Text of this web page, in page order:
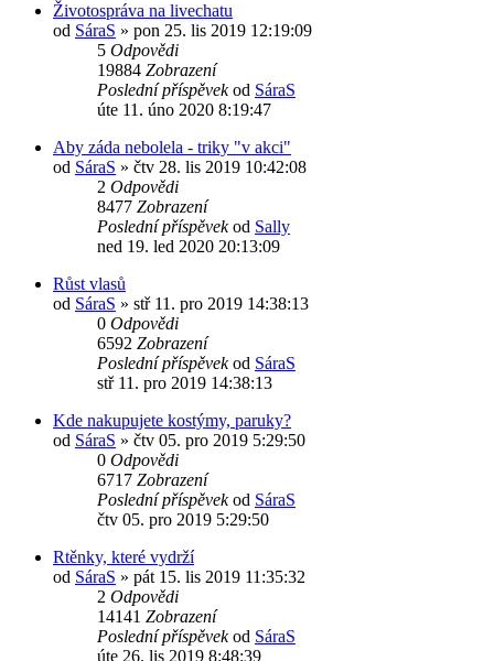
Životospráva na livechatu
od SáraS » pon 25. lis 2019 12:19:09
5 Odpovědi
19884 Zobrazení
Poslední příspěvekod SáraS
úte 11. úno 2020 8:19:47
Aby záda nebolela - triky "v akci"
od SáraS » čtv 28. lis 2019 10:42:08
2 Odpovědi
8477 Zobrazení
Poslední příspěvekod Sally
ned 19. led 2020 20:13:09
Růst vlasů
od SáraS » stř 11. pro 2019 14:38:13
0 Odpovědi
6592 Zobrazení
Poslední příspěvekod SáraS
stř 11. pro 2019 14:38:13
Kde nakupujete kostýmy, paruky?
od SáraS » čtv 05. pro 2019 5:29:50
0 Odpovědi
6717 Zobrazení
Poslední příspěvekod SáraS
čtv 05. pro 2019 5:29:50
Rtěnky, které vydrží
od SáraS » pát 15. lis 2019 11:35:32
2 Odpovědi
14141 Zobrazení
Poslední příspěvekod SáraS
úte 26. lis 2019 8:48:39